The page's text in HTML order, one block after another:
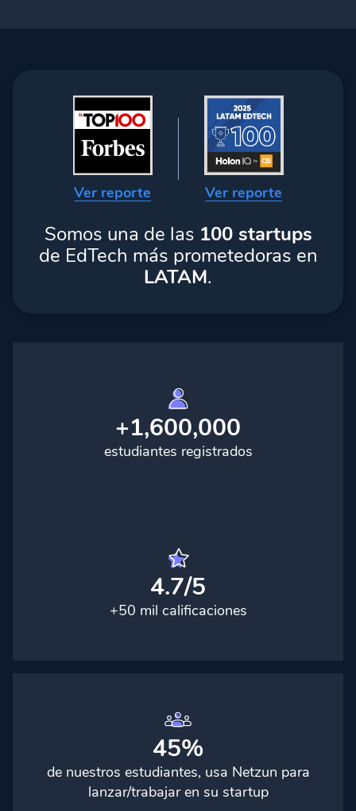
Ver reporte Ver reporte
Somos una de las 100 startups
de EdTech más prometedoras en
LATAM.
+1,600,000
estudiantes registrados
4.7/5
+50 mil calificaciones
45%
de nuestros estudiantes, usa Netzun para
lanzar/trabajar en su startup